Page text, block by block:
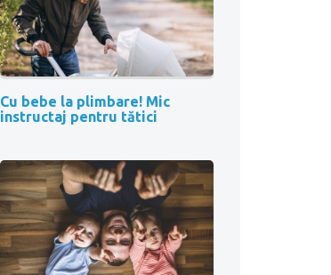
Cu bebe la plimbare! Mic
instructaj pentru tătici